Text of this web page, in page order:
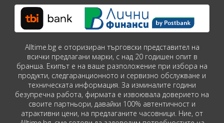
Alltime.bg е оторизиран търговски представител на
всички предлагани марки, с над 20 годишен опит в
бранша. Екипът е на ваше разположение при избора на
продукти, следгаранционното и сервизно обслужване и
техническата информация. За изминалите години
безупречна работа, фирмата е извоювала доверието на
своите партньори, давайки 100% автентичност и
атрактивни цени, на предлаганите часовници. Ние, от